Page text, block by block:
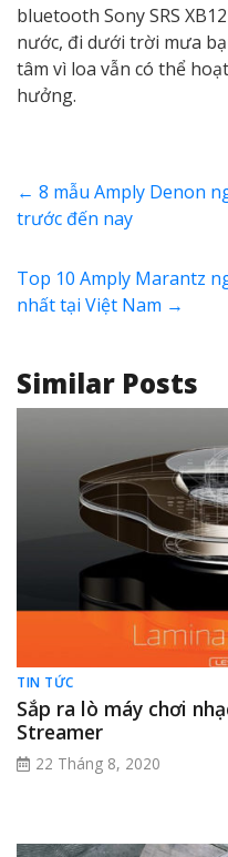
bluetooth Sony SRS
nước, đi dưới trời mưa
tâm vì loa vẫn có thể
hưởng.
← 8 mẫu Amply Denon
trước đến nay
Top 10 Amply Marantz
nhất tại Việt Nam →
Similar Posts
TIN TỨC
Sắp ra lò máy chơi
Streamer
22 Tháng 8, 2020